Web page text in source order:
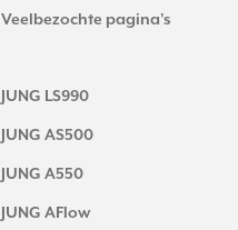
Veelbezochte pagina's
JUNG LS990
JUNG AS500
JUNG A550
JUNG AFlow